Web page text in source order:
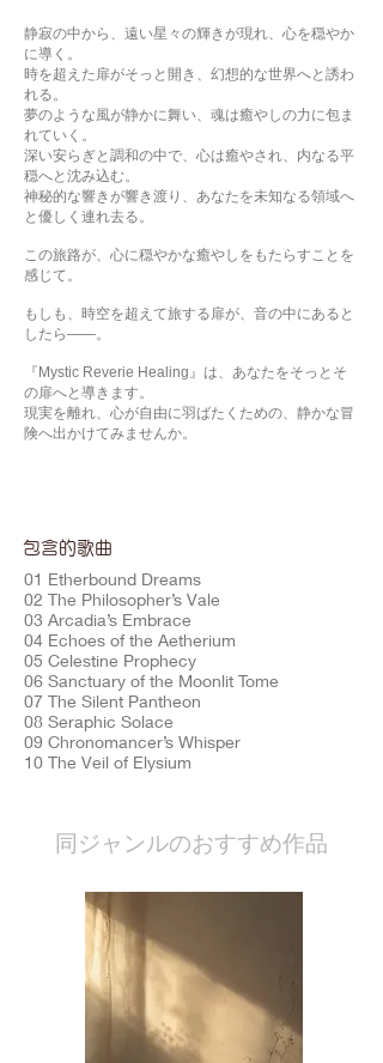
静寂の中から、遠い星々の輝きが現れ、心を穏やか
に導く。
時を超えた扉がそっと開き、幻想的な世界へと誘わ
れる。
夢のような風が静かに舞い、魂は癒やしの力に包ま
れていく。
深い安らぎと調和の中で、心は癒やされ、内なる平
穏へと沈み込む。
神秘的な響きが響き渡り、あなたを未知なる領域へ
と優しく連れ去る。
この旅路が、心に穏やかな癒やしをもたらすことを
感じて。
もしも、時空を超えて旅する扉が、音の中にあると
したら――。
『Mystic Reverie Healing』は、あなたをそっとそ
の扉へと導きます。
現実を離れ、心が自由に羽ばたくための、静かな冒
険へ出かけてみませんか。
包含的歌曲
01 Etherbound Dreams
02 The Philosopher’s Vale
03 Arcadia’s Embrace
04 Echoes of the Aetherium
05 Celestine Prophecy
06 Sanctuary of the Moonlit Tome
07 The Silent Pantheon
08 Seraphic Solace
09 Chronomancer’s Whisper
10 The Veil of Elysium
​同ジャンルのおすすめ作品